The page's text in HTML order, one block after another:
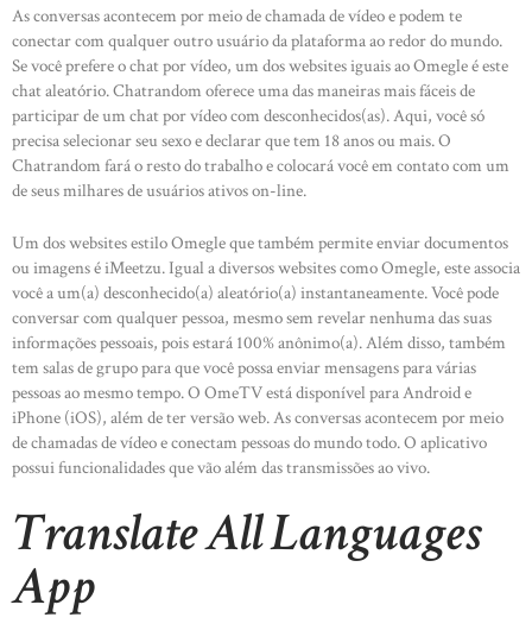
As conversas acontecem por meio de chamada de vídeo e podem te
conectar com qualquer outro usuário da plataforma ao redor do mundo.
Se você prefere o chat por vídeo, um dos websites iguais ao Omegle é este
chat aleatório. Chatrandom oferece uma das maneiras mais fáceis de
participar de um chat por vídeo com desconhecidos(as). Aqui, você só
precisa selecionar seu sexo e declarar que tem 18 anos ou mais. O
Chatrandom fará o resto do trabalho e colocará você em contato com um
de seus milhares de usuários ativos on-line.
Um dos websites estilo Omegle que também permite enviar documentos
ou imagens é iMeetzu. Igual a diversos websites como Omegle, este associa
você a um(a) desconhecido(a) aleatório(a) instantaneamente. Você pode
conversar com qualquer pessoa, mesmo sem revelar nenhuma das suas
informações pessoais, pois estará 100% anônimo(a). Além disso, também
tem salas de grupo para que você possa enviar mensagens para várias
pessoas ao mesmo tempo. O OmeTV está disponível para Android e
iPhone (iOS), além de ter versão web. As conversas acontecem por meio
de chamadas de vídeo e conectam pessoas do mundo todo. O aplicativo
possui funcionalidades que vão além das transmissões ao vivo.
Translate All Languages
App